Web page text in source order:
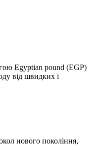
Egyptian pound (EGP)
від швидких і
нового покоління,